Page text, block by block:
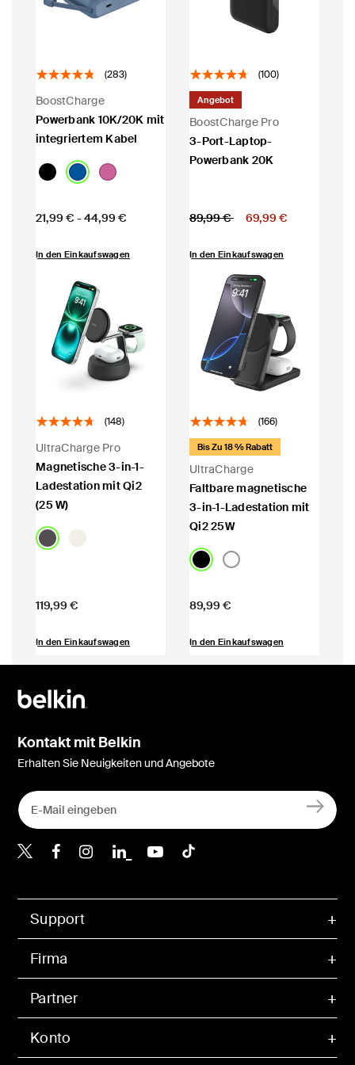
(283)
BoostCharge
Powerbank 10K/20K mit
integriertem Kabel
Price:
21,99 € -44,99 €
In den Einkaufswagen
(100)
BoostCharge Pro
Angebot
3-Port-Laptop-
Powerbank 20K
Price:
Preis reduziert von
89,99 €auf69,99 €
In den Einkaufswagen
(148)
UltraCharge Pro
Magnetische 3-in-1-
Ladestation mit Qi2
(25 W)
Price:
119,99 €
In den Einkaufswagen
(166)
UltraCharge
Bis Zu 18 % Rabatt
Faltbare magnetische
3-in-1-Ladestation mit
Qi2 25W
Price:
89,99 €
In den Einkaufswagen
Konto
Support
Firma
Partner
Kontakt mit Belkin
Erhalten Sie Neuigkeiten und Angebote
Belkin Twitter
Belkin Facebook
Belkin Instagram
Belkin LinkedIn
Belkin Youtube
Belkin TikTok